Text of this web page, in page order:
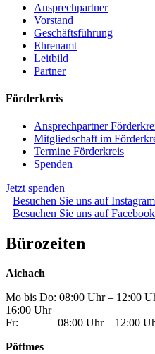
Ansprechpartner
Vorstand
Geschäftsführung
Ehrenamt
Leitbild
Partner
Förderkreis
Ansprechpartner
Mitgliedschaft im
Termine Förderkreis
Spenden
Jetzt spenden
Besuchen Sie uns auf Instagram
Besuchen Sie uns auf Facebook
Bürozeiten
Aichach
Mo bis Do: 08:00 Uhr –
16:00 Uhr
Fr: 08:00 Uhr – 12:00
Pöttmes